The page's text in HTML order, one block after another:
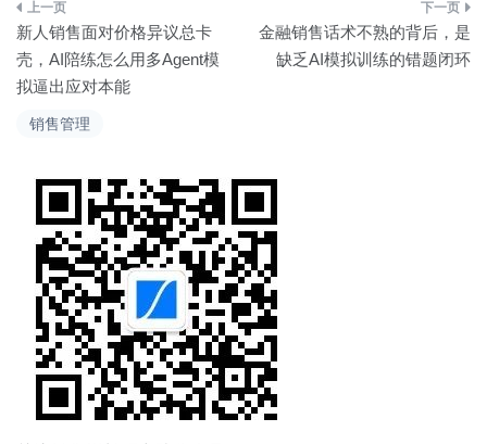
销售管理
文
章
导
新人销售面对价格异议总卡
壳，AI陪练怎么用多Agent模
拟逼出应对本能
金融销售话术不熟的背后，是
缺乏AI模拟训练的错题闭环